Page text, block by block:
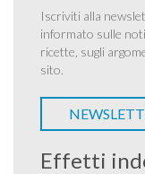
Iscriviti alla
informato sulle
ricette, sugli
sito.
Effetti